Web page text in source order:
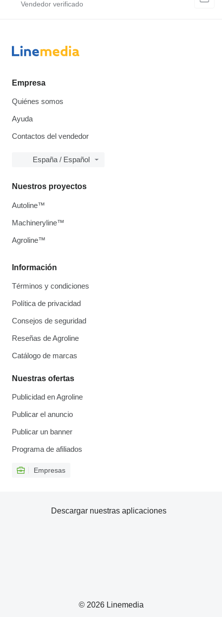
Empresa
Quiénes somos
Ayuda
Contactos del vendedor
España / Español
Información
Términos y condiciones
Política de privacidad
Consejos de seguridad
Reseñas de Agroline
Catálogo de marcas
Nuestras ofertas
Publicidad en Agroline
Publicar el anuncio
Publicar un banner
Programa de afiliados
Empresas
Nuestros proyectos
Autoline™
Machineryline™
Agroline™
© 2026 Linemedia
Descargar nuestras aplicaciones